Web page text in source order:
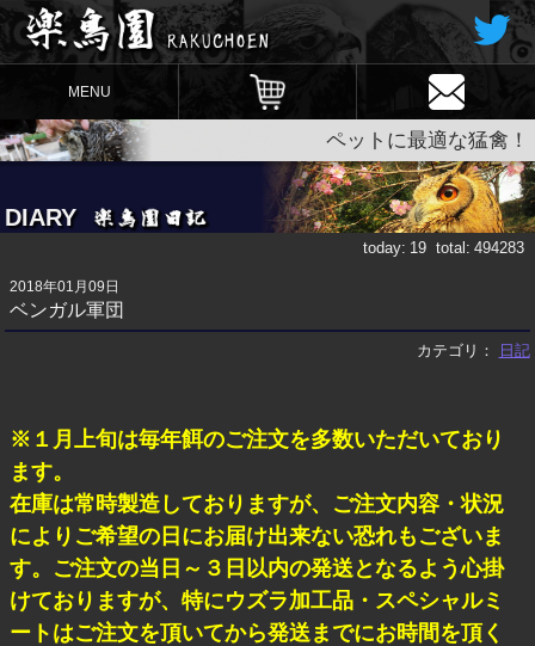
MENU
ペットに最適な猛禽！
DIARY
today: 19 total: 494283
2018年01月09日
ベンガル軍団
カテゴリ： 日記
※１月上旬は毎年餌のご注文を多数いただいており
ます。
在庫は常時製造しておりますが、ご注文内容・状況
によりご希望の日にお届け出来ない恐れもございま
す。ご注文の当日～３日以内の発送となるよう心掛
けておりますが、特にウズラ加工品・スペシャルミ
ートはご注文を頂いてから発送までにお時間を頂く